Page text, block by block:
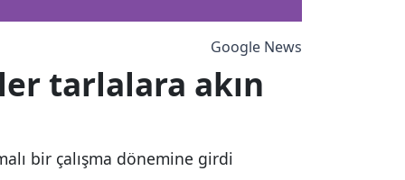
Google News
tarlalara akın
bir çalışma dönemine girdi